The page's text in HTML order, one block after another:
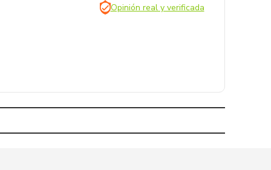
Opinión real y verificada